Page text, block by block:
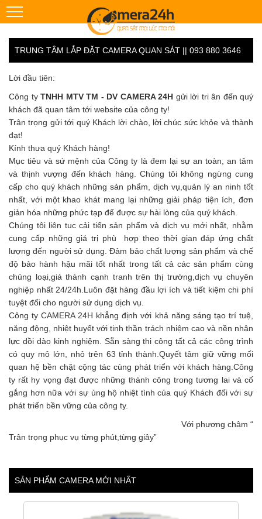
TRUNG TÂM LẮP ĐẶT CAMERA QUAN SÁT || 093 880 3646
Lời đầu tiên:
Công ty TNHH MTV TM - DV CAMERA 24H gửi lời tri ân đến quý
khách đã quan tâm tới website của công ty!
Trân trọng gửi tới quý Khách lời chào, lời chúc sức khỏe và thành
đạt!
Kính thưa quý Khách hàng!
Mục tiêu và sứ mệnh của Công ty là đem lại sự an toàn, an tâm
và thịnh vượng đến khách hàng. Chúng tôi không ngừng cung
cấp cho quý khách những sản phẩm, dịch vụ,quản lý an ninh tốt
nhất, với một khao khát mang lại những giải pháp tiện ích, đơn
giản hóa những phức tạp để được sự hài lòng của quý khách.
Chúng tôi liên tuc cải tiến sản phẩm và dịch vụ mới nhất, nhằm
cung cấp những giá trị phù hợp theo thời gian đáp ứng chất
lượng đến người sử dụng. Đảm bảo chất lượng sản phẩm và chế
độ bảo hành hậu mãi tốt nhất trong tất cả các sản phẩm cùng
chủng loại,giá thành cạnh tranh trên thị trường,dịch vụ chuyên
nghiệp nhất 24/24h.Luôn đặt hàng đầu lợi ích và tiết kiệm chi phí
tuyệt đối cho người sử dụng dịch vụ.
Công ty CAMERA 24H khẳng định với khả năng sáng tạo trí tuệ,
năng động, nhiệt huyết với tinh thần trách nhiệm cao và nền nhân
lực dồi dào kinh nghiệm. Sẵn sàng thi công tất cả các công trình
có quy mô lớn, nhỏ trên 63 tỉnh thành.Quyết tâm giữ vững mối
quan hệ bền chặt cộng tác cùng phát triển với khách hàng.Công
ty rất hy vọng đạt được những thành công trong tương lai và cố
gắng hơn nữa với sự ủng hộ nhiệt tình của quý Khách đối với sự
phát triển bền vững của công ty.
Với phương châm “
Trân trọng phục vụ từng phút,từng giây”
SẢN PHẨM CAMERA MỚI NHẤT